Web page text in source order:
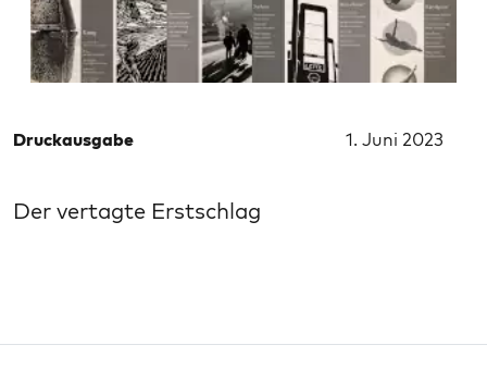
Druckausgabe 1. Juni 2023
Der vertagte Erstschlag